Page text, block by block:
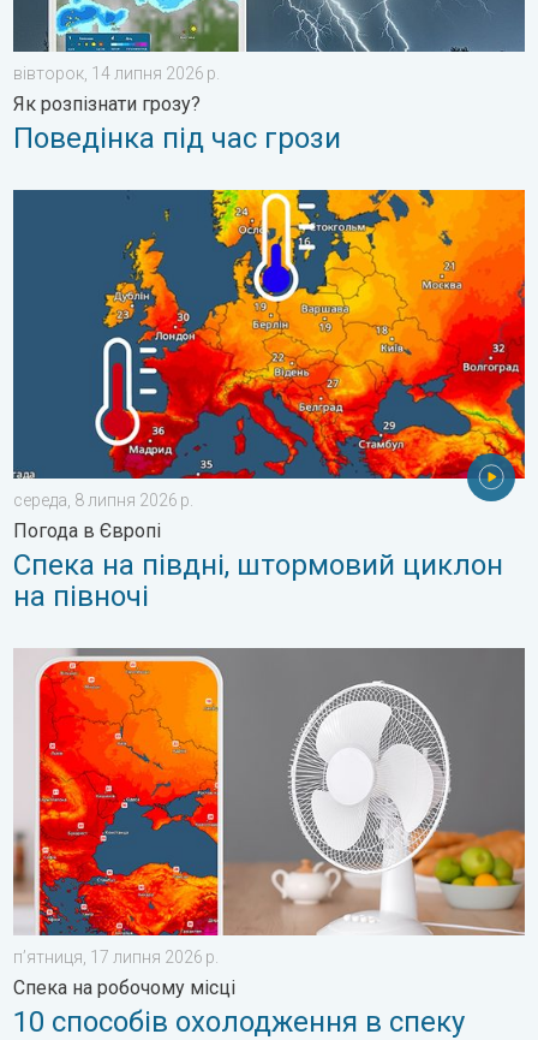
вівторок, 14 липня 2026 р.
Як розпізнати грозу?
Поведінка під час грози
Спека на півдні, штормовий циклон на півночі. Погода в
середа, 8 липня 2026 р.
Погода в Європі
Спека на півдні, штормовий циклон
на півночі
10 способів охолодження в спеку. Спека на робочому
пʼятниця, 17 липня 2026 р.
Спека на робочому місці
10 способів охолодження в спеку